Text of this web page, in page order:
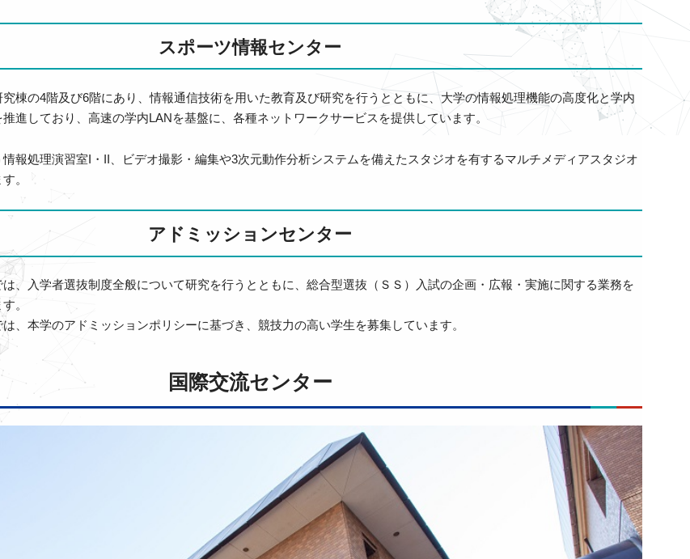
スポーツ情報センター
棟の4階及び6階にあり、情報通信技術を用いた教育及び研究を行うとともに、大学の情報処理機能の高度化と学内
進しており、高速の学内LANを基盤に、各種ネットワークサービスを提供しています。
報処理演習室I・II、ビデオ撮影・編集や3次元動作分析システムを備えたスタジオを有するマルチメディアスタジオ
。
アドミッションセンター
、入学者選抜制度全般について研究を行うとともに、総合型選抜（ＳＳ）入試の企画・広報・実施に関する業務を
。
、本学のアドミッションポリシーに基づき、競技力の高い学生を募集しています。
国際交流センター